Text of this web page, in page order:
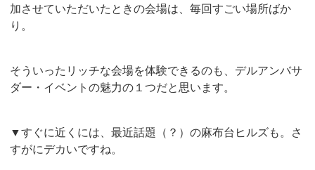
加させていただいたときの会場は、毎回すごい場所ばか
り。
そういったリッチな会場を体験できるのも、デルアンバサ
ダー・イベントの魅力の１つだと思います。
▼すぐに近くには、最近話題（？）の麻布台ヒルズも。さ
すがにデカいですね。